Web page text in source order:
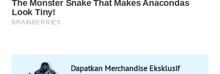
Dapatkan Merchandise Eksklusif
SIDIKALANG
NEWS
NEWS